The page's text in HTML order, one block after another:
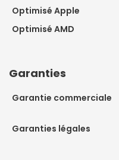
Optimisé Apple
Optimisé AMD
Garanties
Garantie commerciale
Garanties légales